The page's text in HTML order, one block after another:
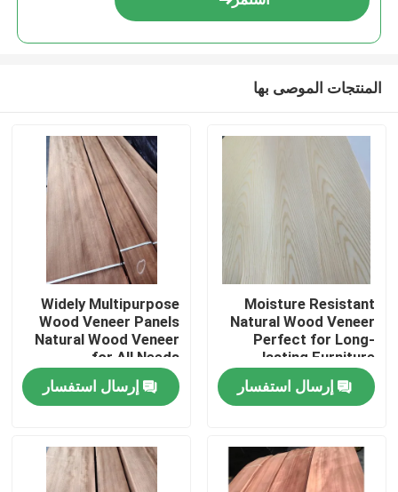
منتجات
المنتجات الموصى بها
Moisture Resistant
Natural Wood Veneer
Perfect for Long-
lasting Furniture
إرسال استفسار
Widely Multipurpose
Wood Veneer Panels
Natural Wood Veneer
for All Needs
إرسال استفسار